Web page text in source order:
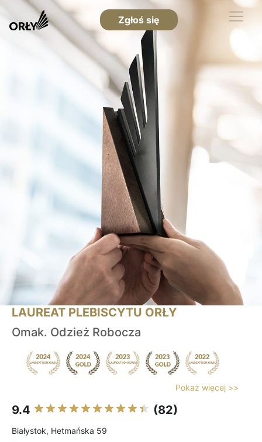
Zgłoś się
LAUREAT PLEBISCYTU ORŁY
Omak. Odzież Robocza
Pokaż więcej >>
9.4 (82)
Białystok, Hetmańska 59